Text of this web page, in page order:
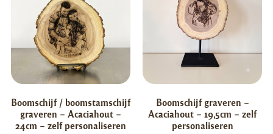
Boomschijf / boomstamschijf
graveren – Acaciahout –
24cm – zelf personaliseren
Boomschijf graveren –
Acaciahout – 19,5cm – zelf
personaliseren